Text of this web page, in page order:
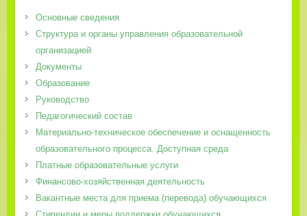
Основные сведения
Структура и органы управления образовательной
организацией
Документы
Образование
Руководство
Педагогический состав
Материально-техническое обеспечение и оснащенность
образовательного процесса. Доступная среда
Платные образовательные услуги
Финансово-хозяйственная деятельность
Вакантные места для приема (перевода) обучающихся